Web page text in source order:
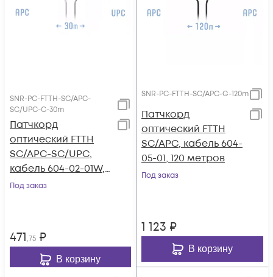
SNR-PC-FTTH-SC/APC-
SC/UPC-C-30m
Патчкорд
оптический FTTH
SC/APC-SC/UPC,
кабель 604-02-01W,
30 метров
Под заказ
471,75 ₽
В корзину
SNR-PC-FTTH-SC/APC-G-120m
Патчкорд
оптический FTTH
SC/APC, кабель 604-
05-01, 120 метров
Под заказ
1 123 ₽
В корзину